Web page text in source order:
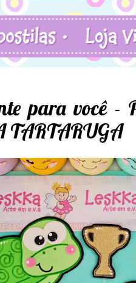
para você -
TARTARUGA